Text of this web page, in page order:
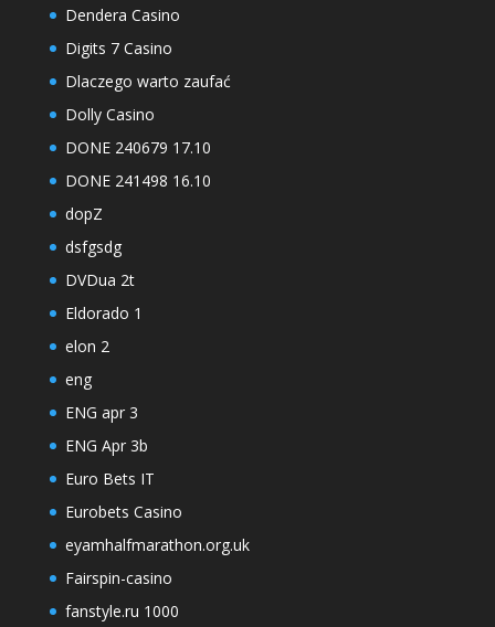
Dendera Casino
Digits 7 Casino
Dlaczego warto zaufać
Dolly Casino
DONE 240679 17.10
DONE 241498 16.10
dopZ
dsfgsdg
DVDua 2t
Eldorado 1
elon 2
eng
ENG apr 3
ENG Apr 3b
Euro Bets IT
Eurobets Casino
eyamhalfmarathon.org.uk
Fairspin-casino
fanstyle.ru 1000